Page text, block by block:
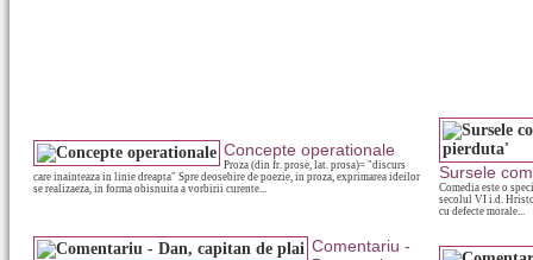
Concepte operationale
Proza (din fr. prose, lat. prosa)= "discurs
care inainteaza in linie dreapta" Spre deosebire de poezie, in proza, exprimarea ideilor
se realizaeza, in forma obisnuita a vorbirii curente...
Sursele
Comedia este o
secolul VI i.d.
cu defecte morale...
Comentariu -